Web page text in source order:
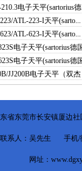
电子天平(sartorius
ATL-223-I天平(sarto...
ATL-623-I天平(sarto...
电子天平(sartorius德
电子天平(sartorius德
JJ200B电子天平（双
省东莞市长安镇厦边
联系人：吴先生 手机/
网址：